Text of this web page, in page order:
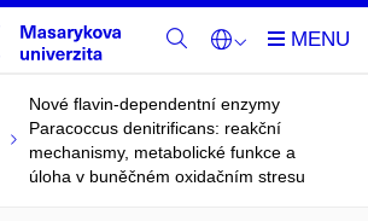
Nové flavin-dependentní enzymy
Paracoccus denitrificans: reakční
mechanismy, metabolické funkce a
úloha v buněčném oxidačním stresu